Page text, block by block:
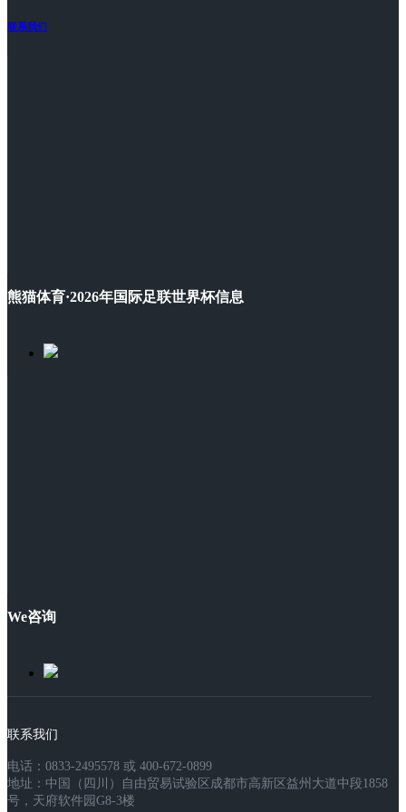
联系我们
熊猫体育·2026年国际足联世界杯信息
We咨询
联系我们
电话：0833-2495578 或 400-672-0899
地址：中国（四川）自由贸易试验区成都市高新区益州大道中段1858
号，天府软件园G8-3楼